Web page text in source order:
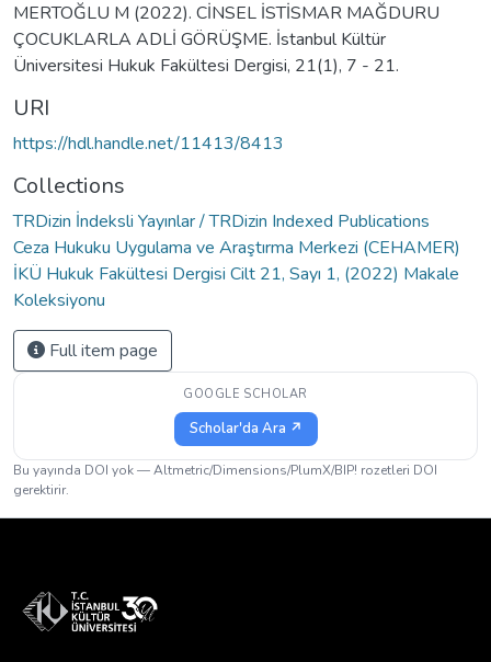
MERTOĞLU M (2022). CİNSEL İSTİSMAR MAĞDURU
ÇOCUKLARLA ADLİ GÖRÜŞME. İstanbul Kültür
Üniversitesi Hukuk Fakültesi Dergisi, 21(1), 7 - 21.
URI
https://hdl.handle.net/11413/8413
Collections
TRDizin İndeksli Yayınlar / TRDizin Indexed Publications
Ceza Hukuku Uygulama ve Araştırma Merkezi (CEHAMER)
İKÜ Hukuk Fakültesi Dergisi Cilt 21, Sayı 1, (2022) Makale
Koleksiyonu
Full item page
GOOGLE SCHOLAR
Scholar'da Ara ↗
Bu yayında DOI yok — Altmetric/Dimensions/PlumX/BIP! rozetleri DOI
gerektirir.